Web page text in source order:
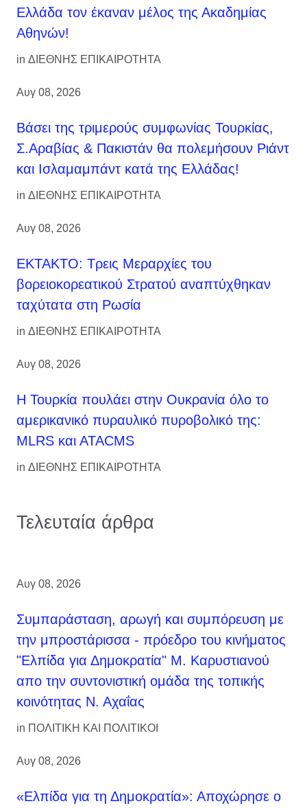
Ελλάδα τον έκαναν μέλος της Ακαδημίας
Αθηνών!
in ΔΙΕΘΝΗΣ ΕΠΙΚΑΙΡΟΤΗΤΑ
Αυγ 08, 2026
Βάσει της τριμερούς συμφωνίας Τουρκίας,
Σ.Αραβίας & Πακιστάν θα πολεμήσουν Ριάντ
και Ισλαμαμπάντ κατά της Ελλάδας!
in ΔΙΕΘΝΗΣ ΕΠΙΚΑΙΡΟΤΗΤΑ
Αυγ 08, 2026
ΕΚΤΑΚΤΟ: Τρεις Μεραρχίες του
βορειοκορεατικού Στρατού αναπτύχθηκαν
ταχύτατα στη Ρωσία
in ΔΙΕΘΝΗΣ ΕΠΙΚΑΙΡΟΤΗΤΑ
Αυγ 08, 2026
Η Τουρκία πουλάει στην Ουκρανία όλο το
αμερικανικό πυραυλικό πυροβολικό της:
MLRS και ΑΤΑCMS
in ΔΙΕΘΝΗΣ ΕΠΙΚΑΙΡΟΤΗΤΑ
Τελευταία άρθρα
Αυγ 08, 2026
Συμπαράσταση, αρωγή και συμπόρευση με
την μπροστάρισσα - πρόεδρο του κινήματος
"Ελπίδα για Δημοκρατία" Μ. Καρυστιανού
απο την συντονιστική ομάδα της τοπικής
κοινότητας Ν. Αχαΐας
in ΠΟΛΙΤΙΚΗ ΚΑΙ ΠΟΛΙΤΙΚΟΙ
Αυγ 08, 2026
«Ελπίδα για τη Δημοκρατία»: Αποχώρησε ο